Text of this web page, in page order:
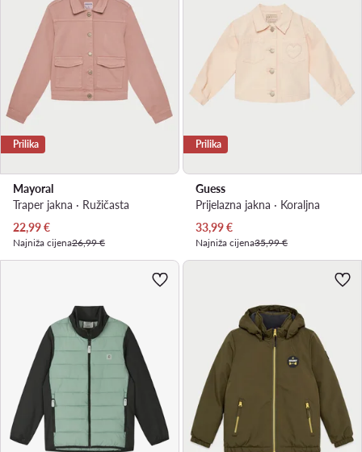
Prilika
Mayoral
Traper jakna · Ružičasta
Trenutna cijena
22,99€
Najniža cijena26,99 €
Prilika
Guess
Prijelazna jakna · Koraljna
Trenutna cijena
33,99€
Najniža cijena35,99 €